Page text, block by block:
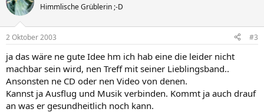
Himmlische Grüblerin ;-D
2 Oktober 2003 #3
ja das wäre ne gute Idee hm ich hab eine die leider nicht
machbar sein wird, nen Treff mit seiner Lieblingsband..
Ansonsten ne CD oder nen Video von denen.
Kannst ja Ausflug und Musik verbinden. Kommt ja auch drauf
an was er gesundheitlich noch kann.